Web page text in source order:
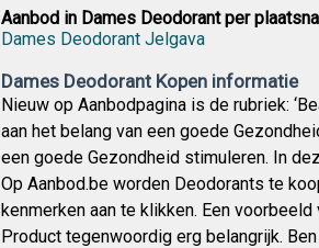
Aanbod in Dames Deodorant per
Dames Deodorant Jelgava
Dames Deodorant Kopen informatie
Nieuw op Aanbodpagina is de rubriek:
aan het belang van een goede
een goede Gezondheid stimuleren. In
Op Aanbod.be worden Deodorants te
kenmerken aan te klikken. Een
Product tegenwoordig erg belangrijk.